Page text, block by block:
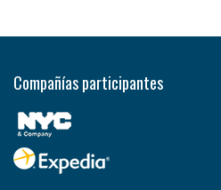
Compañías participantes